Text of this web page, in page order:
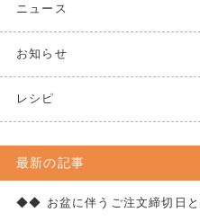
ニュース
お知らせ
レシピ
最新の記事
◆◆ お盆に伴うご注文締切日